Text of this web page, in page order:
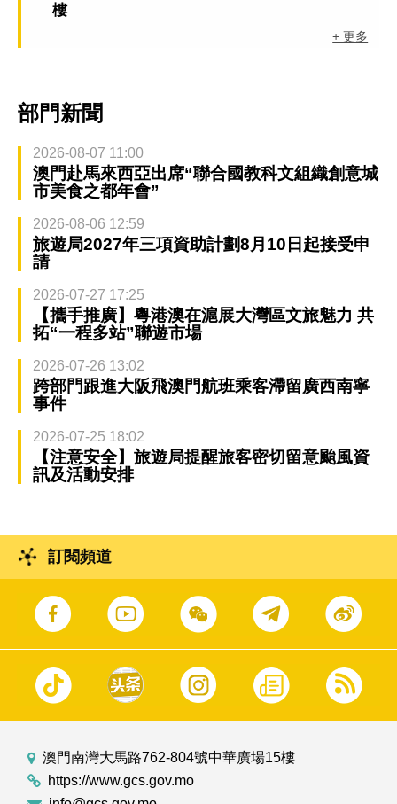
樓
+ 更多
部門新聞
2026-08-07 11:00
澳門赴馬來西亞出席“聯合國教科文組織創意城
市美食之都年會”
2026-08-06 12:59
旅遊局2027年三項資助計劃8月10日起接受申
請
2026-07-27 17:25
【攜手推廣】粵港澳在滬展大灣區文旅魅力 共
拓“一程多站”聯遊市場
2026-07-26 13:02
跨部門跟進大阪飛澳門航班乘客滯留廣西南寧
事件
2026-07-25 18:02
【注意安全】旅遊局提醒旅客密切留意颱風資
訊及活動安排
訂閱頻道
澳門南灣大馬路762-804號中華廣場15樓
https://www.gcs.gov.mo